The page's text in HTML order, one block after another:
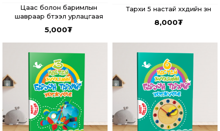
Цаас болон баримлын
шавраар бүтээл урлацгаая
5,000₮
Тархи 5 настай хүүхдийн зүүн
8,000₮